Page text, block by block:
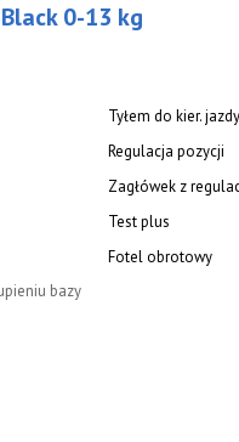
0-13 kg
bazy
Tyłem do kier. jazdy
Regulacja pozycji
Zagłówek z
Test plus
Fotel obrotowy